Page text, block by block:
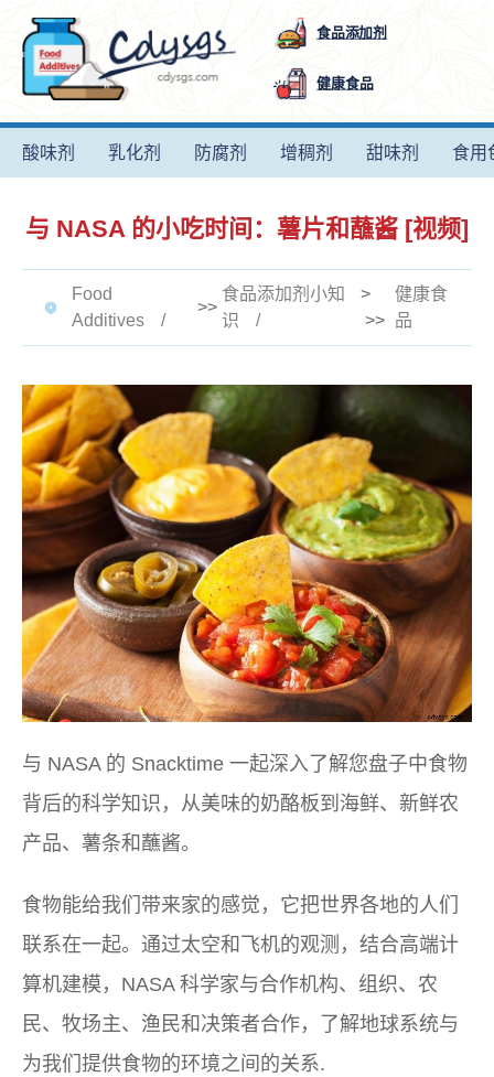
食品添加剂
健康食品
酸味剂 乳化剂 防腐剂 增稠剂 甜味剂 食用
与 NASA 的小吃时间：薯片和蘸酱 [视频]
Food
Additives
>>
食品添加剂小知
识
>
>>
健康食
品
与 NASA 的 Snacktime 一起深入了解您盘子中食物
背后的科学知识，从美味的奶酪板到海鲜、新鲜农
产品、薯条和蘸酱。
食物能给我们带来家的感觉，它把世界各地的人们
联系在一起。通过太空和飞机的观测，结合高端计
算机建模，NASA 科学家与合作机构、组织、农
民、牧场主、渔民和决策者合作，了解地球系统与
为我们提供食物的环境之间的关系.